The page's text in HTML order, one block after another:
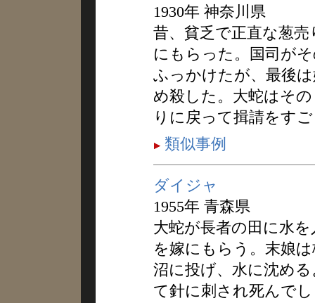
1930年 神奈川県
昔、貧乏で正直な葱
にもらった。国司が
ふっかけたが、最後
め殺した。大蛇はそ
りに戻って揖請をす
類似事例
ダイジャ
1955年 青森県
大蛇が長者の田に水
を嫁にもらう。末娘
沼に投げ、水に沈め
て針に刺され死んで